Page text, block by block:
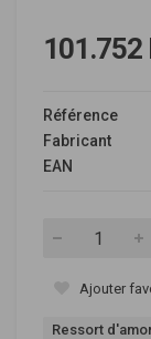
101.752
Référence
Fabricant
EAN
Ajouter
Ressort